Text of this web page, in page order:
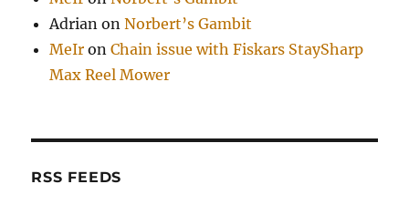
Adrian onNorbert’s Gambit
MeIr onChain issue with Fiskars StaySharp
Max Reel Mower
RSS FEEDS